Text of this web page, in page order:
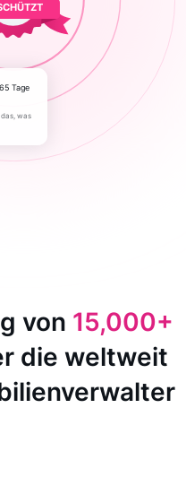
was
von 15,000+
die weltweit